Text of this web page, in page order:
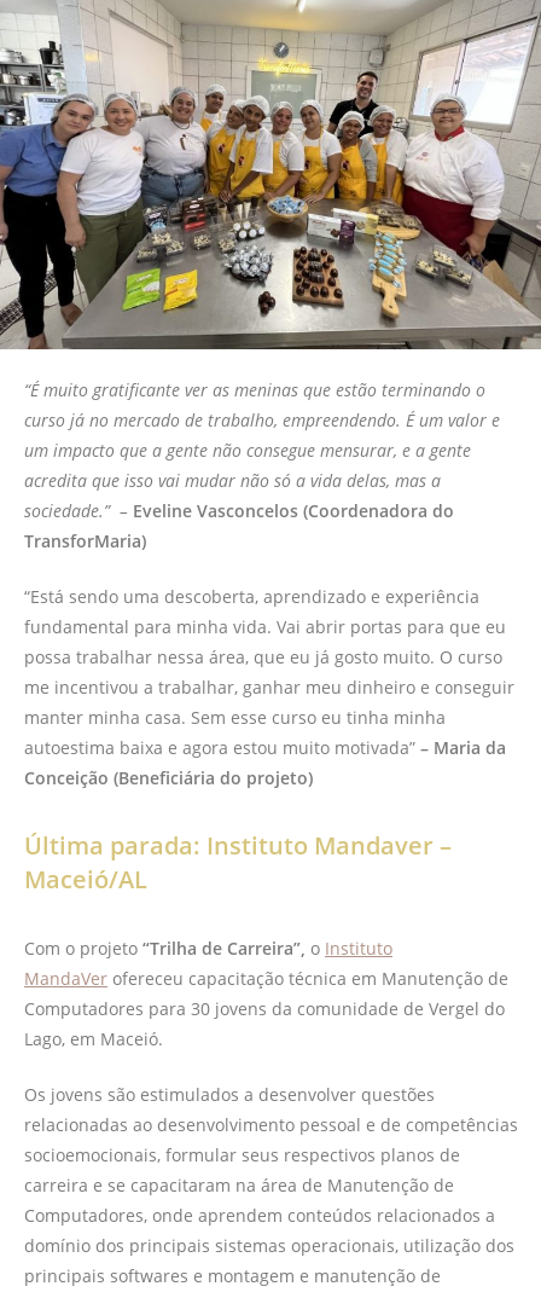
“É muito gratificante ver as meninas que estão terminando o
curso já no mercado de trabalho, empreendendo. É um valor e
um impacto que a gente não consegue mensurar, e a gente
acredita que isso vai mudar não só a vida delas, mas a
sociedade.” – Eveline Vasconcelos (Coordenadora do
TransforMaria)
“Está sendo uma descoberta, aprendizado e experiência
fundamental para minha vida. Vai abrir portas para que eu
possa trabalhar nessa área, que eu já gosto muito. O curso
me incentivou a trabalhar, ganhar meu dinheiro e conseguir
manter minha casa. Sem esse curso eu tinha minha
autoestima baixa e agora estou muito motivada” – Maria da
Conceição (Beneficiária do projeto)
Última parada: Instituto Mandaver –
Maceió/AL
Com o projeto “Trilha de Carreira”, o Instituto
MandaVer ofereceu capacitação técnica em Manutenção de
Computadores para 30 jovens da comunidade de Vergel do
Lago, em Maceió.
Os jovens são estimulados a desenvolver questões
relacionadas ao desenvolvimento pessoal e de competências
socioemocionais, formular seus respectivos planos de
carreira e se capacitaram na área de Manutenção de
Computadores, onde aprendem conteúdos relacionados a
domínio dos principais sistemas operacionais, utilização dos
principais softwares e montagem e manutenção de